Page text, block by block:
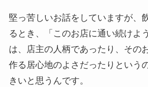
堅っ苦しいお話をしていますが、
るとき、「このお店に通い続けよ
は、店主の人柄であったり、その
作る居心地のよさだったりという
きいと思うんです。